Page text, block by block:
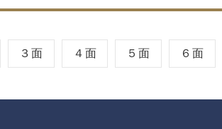
３面 ４面 ５面 ６面